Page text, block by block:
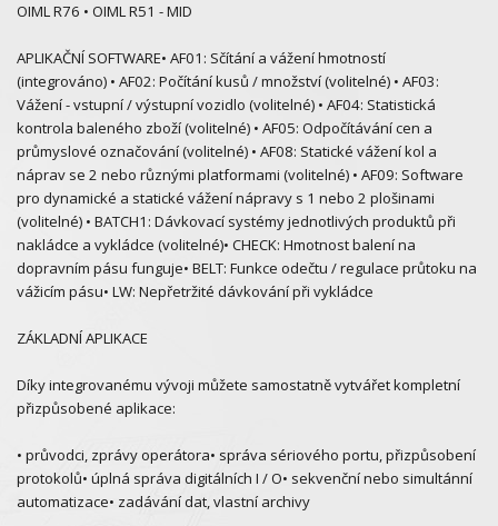
OIML R76 • OIML R51 - MID
APLIKAČNÍ SOFTWARE• AF01: Sčítání a vážení hmotností
(integrováno) • AF02: Počítání kusů / množství (volitelné) • AF03:
Vážení - vstupní / výstupní vozidlo (volitelné) • AF04: Statistická
kontrola baleného zboží (volitelné) • AF05: Odpočítávání cen a
průmyslové označování (volitelné) • AF08: Statické vážení kol a
náprav se 2 nebo různými platformami (volitelné) • AF09: Software
pro dynamické a statické vážení nápravy s 1 nebo 2 plošinami
(volitelné) • BATCH1: Dávkovací systémy jednotlivých produktů při
nakládce a vykládce (volitelné)• CHECK: Hmotnost balení na
dopravním pásu funguje• BELT: Funkce odečtu / regulace průtoku na
vážicím pásu• LW: Nepřetržité dávkování při vykládce
ZÁKLADNÍ APLIKACE
Díky integrovanému vývoji můžete samostatně vytvářet kompletní
přizpůsobené aplikace:
• průvodci, zprávy operátora• správa sériového portu, přizpůsobení
protokolů• úplná správa digitálních I / O• sekvenční nebo simultánní
automatizace• zadávání dat, vlastní archivy